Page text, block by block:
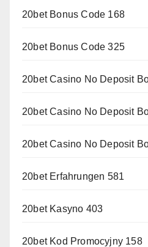
20bet Bonus Code 168
20bet Bonus Code 325
20bet Casino No Deposit
20bet Casino No Deposit
20bet Casino No Deposit
20bet Erfahrungen 581
20bet Kasyno 403
20bet Kod Promocyjny 158